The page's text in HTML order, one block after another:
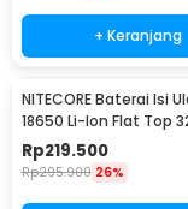
+ Keranjang
NITECORE Baterai Isi
18650 Li-Ion Flat Top
3.7V 1 PCS - NL1832
Rp219.500
Rp295.900 26%